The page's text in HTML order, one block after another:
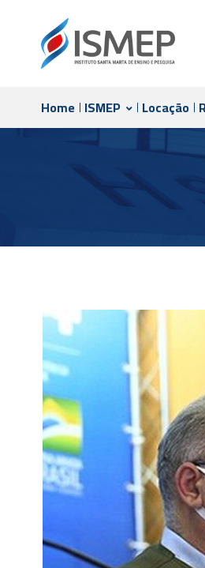
Home ISMEP Locação